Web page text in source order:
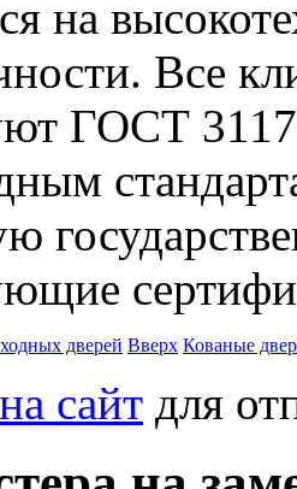
на
Все
ГОСТ
дверей Вверх Кованые
сайт для